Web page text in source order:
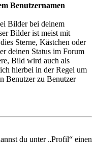
Benutzernamen
Bilder bei deinem
Bilder ist meist mit
Sterne, Kästchen oder
deinen Status im Forum
Bild wird auch als
hierbei in der Regel um
Benutzer zu Benutzer
du unter „Profil“ einen